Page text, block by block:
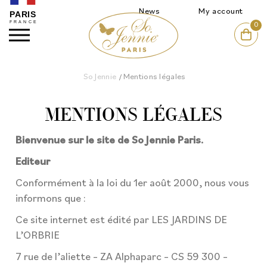
News My account
0
So Jennie / Mentions légales
MENTIONS LÉGALES
Bienvenue sur le site de So Jennie Paris.
Editeur
Conformément à la loi du 1er août 2000, nous vous
informons que :
Ce site internet est édité par LES JARDINS DE
L’ORBRIE
7 rue de l’aliette – ZA Alphaparc – CS 59 300 –